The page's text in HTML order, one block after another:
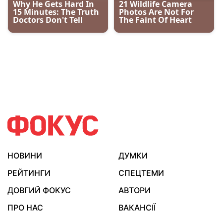
НОВИНИ
ДУМКИ
РЕЙТИНГИ
СПЕЦТЕМИ
ДОВГИЙ ФОКУС
АВТОРИ
ПРО НАС
ВАКАНСІЇ